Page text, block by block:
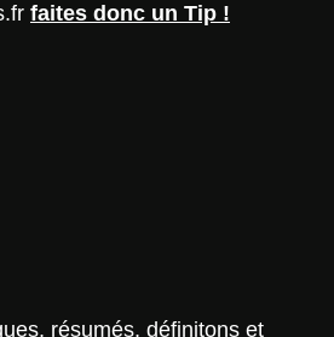
faites donc un Tip !
résumés, définitons et